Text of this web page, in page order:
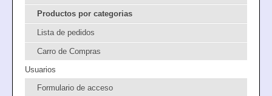
Productos por categorias
Lista de pedidos
Carro de Compras
Usuarios
Formulario de acceso